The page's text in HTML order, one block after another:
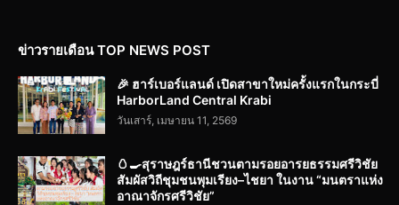
ข่าวรายเดือน TOP NEWS POST
🎉 ฮาร์เบอร์แลนด์ เปิดสาขาใหม่ครั้งแรกในกระบี่
HarborLand Central Krabi
วันเสาร์, เมษายน 11, 2569
🥚🍳สุราษฎร์ธานีชวนตามรอยอารยธรรมศรีวิชัย
สัมผัสวิถีชุมชนพุมเรียง–ไชยา ในงาน “มนตราแห่ง
อาณาจักรศรีวิชัย”